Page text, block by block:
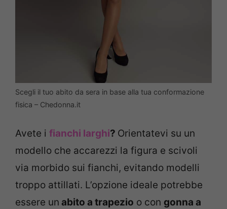
Scegli il tuo abito da sera in base alla tua conformazione
fisica – Chedonna.it
Avete i fianchi larghi? Orientatevi su un
modello che accarezzi la figura e scivoli
via morbido sui fianchi, evitando modelli
troppo attillati. L’opzione ideale potrebbe
essere un abito a trapezio o con gonna a